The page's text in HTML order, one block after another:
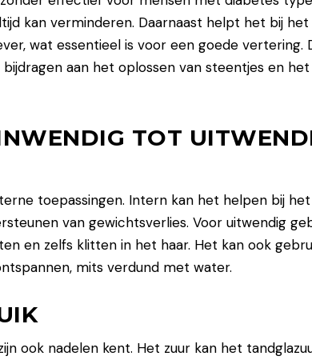
kan verminderen. Daarnaast helpt het bij het
wat essentieel is voor een goede vertering.
aan het oplossen van steentjes en het
TOT
toepassingen. Intern kan het helpen bij het
van gewichtsverlies. Voor uitwendig
en zelfs klitten in het haar. Het kan ook
mits verdund met water.
ook nadelen kent. Het zuur kan het